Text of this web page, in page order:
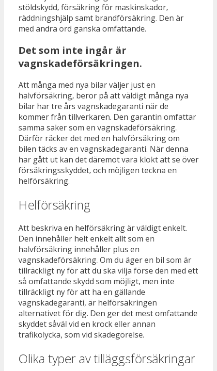
stöldskydd, försäkring för maskinskador,
räddningshjälp samt brandförsäkring. Den är
med andra ord ganska omfattande.
Det som inte ingår är
vagnskadeförsäkringen.
Att många med nya bilar väljer just en
halvförsäkring, beror på att väldigt många nya
bilar har tre års vagnskadegaranti när de
kommer från tillverkaren. Den garantin omfattar
samma saker som en vagnskadeförsäkring.
Därför räcker det med en halvförsäkring om
bilen täcks av en vagnskadegaranti. När denna
har gått ut kan det däremot vara klokt att se över
försäkringsskyddet, och möjligen teckna en
helförsäkring.
Helförsäkring
Att beskriva en helförsäkring är väldigt enkelt.
Den innehåller helt enkelt allt som en
halvförsäkring innehåller plus en
vagnskadeförsäkring. Om du äger en bil som är
tillräckligt ny för att du ska vilja förse den med ett
så omfattande skydd som möjligt, men inte
tillräckligt ny för att ha en gällande
vagnskadegaranti, är helförsäkringen
alternativet för dig. Den ger det mest omfattande
skyddet såväl vid en krock eller annan
trafikolycka, som vid skadegörelse.
Olika typer av tilläggsförsäkringar